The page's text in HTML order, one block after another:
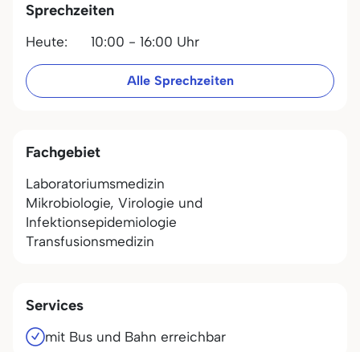
Sprechzeiten
Heute: 10:00 - 16:00 Uhr
Alle Sprechzeiten
Fachgebiet
Laboratoriumsmedizin
Mikrobiologie, Virologie und
Infektionsepidemiologie
Transfusionsmedizin
Services
mit Bus und Bahn erreichbar